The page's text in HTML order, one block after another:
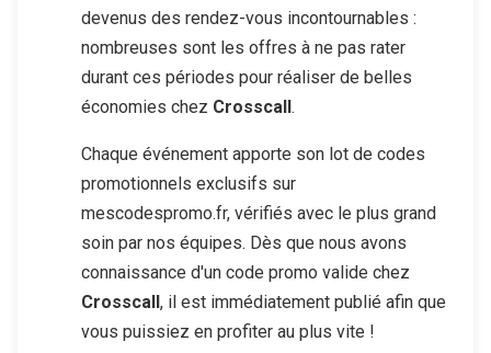
devenus des rendez-vous incontournables :
nombreuses sont les offres à ne pas rater
durant ces périodes pour réaliser de belles
économies chez Crosscall.
Chaque événement apporte son lot de codes
promotionnels exclusifs sur
mescodespromo.fr, vérifiés avec le plus grand
soin par nos équipes. Dès que nous avons
connaissance d'un code promo valide chez
Crosscall, il est immédiatement publié afin que
vous puissiez en profiter au plus vite !